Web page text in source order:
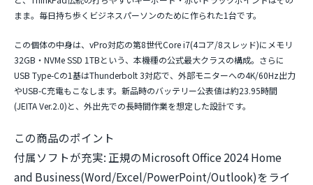
まま。毎日持ち歩くビジネスパーソンのために作られた1台です。
この個体の中身は、vPro対応の第8世代Core i7(4コア/8スレッド)に メモリ
32GB・NVMe SSD 1TBという、本機種の公式最大クラスの構成。さらに
USB Type-Cの1基はThunderbolt 3対応で、外部モニターへの4K/60Hz出力
やUSB-C充電もこなします。新品時のバッテリー公表値は約23.95時間
(JEITA Ver.2.0)と、外出先での長時間作業を想定した設計です。
この商品のポイント
付属ソフトが充実: 正規のMicrosoft Office 2024 Home
and Business(Word/Excel/PowerPoint/Outlook)をライ